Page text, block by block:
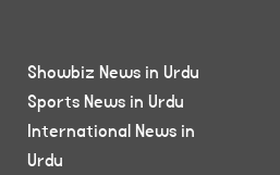
Showbiz News in Urdu
Sports News in Urdu
International News in
Urdu